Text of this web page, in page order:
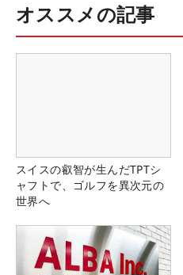
オススメの記事
スイスの叡智が生んだTPTシ
ャフトで、ゴルフを異次元の
世界へ